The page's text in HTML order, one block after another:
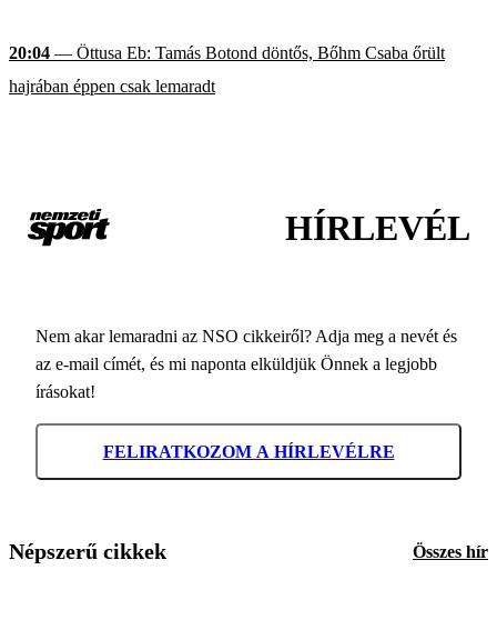
20:04 — Öttusa Eb: Tamás Botond döntős, Bőhm Csaba őrült
hajrában éppen csak lemaradt
HÍRLEVÉL
Nem akar lemaradni az NSO cikkeiről? Adja meg a nevét és
az e-mail címét, és mi naponta elküldjük Önnek a legjobb
írásokat!
FELIRATKOZOM A HÍRLEVÉLRE
Népszerű cikkek Összes hír